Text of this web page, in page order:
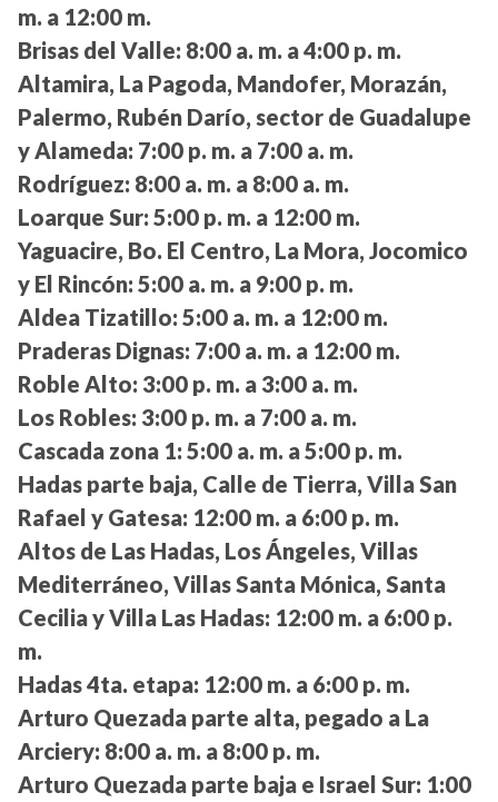
m. a 12:00 m.
Brisas del Valle: 8:00 a. m. a 4:00 p. m.
Altamira, La Pagoda, Mandofer, Morazán,
Palermo, Rubén Darío, sector de Guadalupe
y Alameda: 7:00 p. m. a 7:00 a. m.
Rodríguez: 8:00 a. m. a 8:00 a. m.
Loarque Sur: 5:00 p. m. a 12:00 m.
Yaguacire, Bo. El Centro, La Mora, Jocomico
y El Rincón: 5:00 a. m. a 9:00 p. m.
Aldea Tizatillo: 5:00 a. m. a 12:00 m.
Praderas Dignas: 7:00 a. m. a 12:00 m.
Roble Alto: 3:00 p. m. a 3:00 a. m.
Los Robles: 3:00 p. m. a 7:00 a. m.
Cascada zona 1: 5:00 a. m. a 5:00 p. m.
Hadas parte baja, Calle de Tierra, Villa San
Rafael y Gatesa: 12:00 m. a 6:00 p. m.
Altos de Las Hadas, Los Ángeles, Villas
Mediterráneo, Villas Santa Mónica, Santa
Cecilia y Villa Las Hadas: 12:00 m. a 6:00 p.
m.
Hadas 4ta. etapa: 12:00 m. a 6:00 p. m.
Arturo Quezada parte alta, pegado a La
Arciery: 8:00 a. m. a 8:00 p. m.
Arturo Quezada parte baja e Israel Sur: 1:00